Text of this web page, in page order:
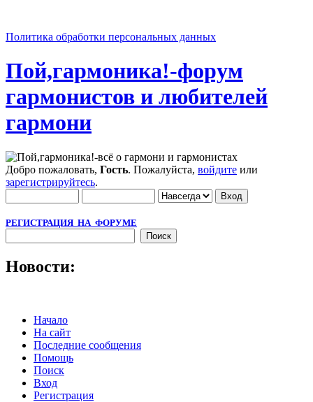
Политика обработки персональных данных
Пой,гармоника!-форум
гармонистов и любителей
гармони
Добро пожаловать, Гость. Пожалуйста, войдите или
зарегистрируйтесь.
РЕГИСТРАЦИЯ НА ФОРУМЕ
Новости:
Начало
На сайт
Последние сообщения
Помощь
Поиск
Вход
Регистрация